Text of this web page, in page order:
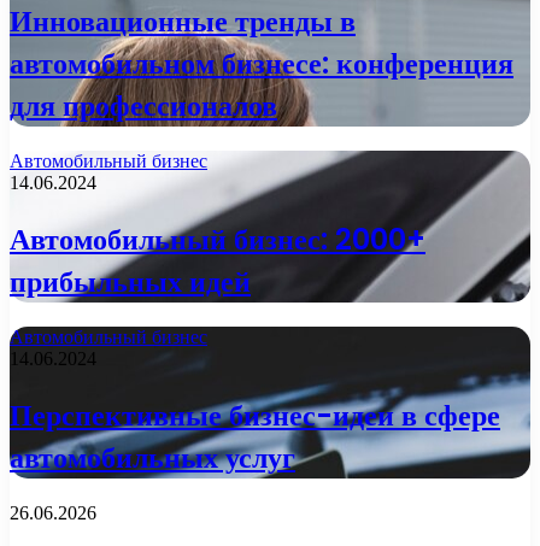
Инновационные тренды в
автомобильном бизнесе: конференция
для профессионалов
Автомобильный бизнес
14.06.2024
Автомобильный бизнес: 2000+
прибыльных идей
Автомобильный бизнес
14.06.2024
Перспективные бизнес-идеи в сфере
автомобильных услуг
26.06.2026